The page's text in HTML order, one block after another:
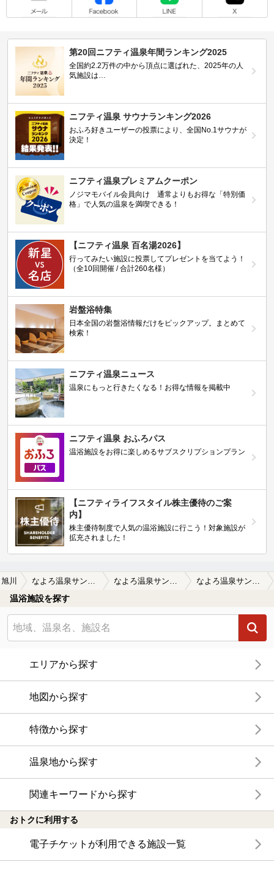
第20回ニフティ温泉年間ランキング2025
全国約2.2万件の中から頂点に選ばれた、2025年の人
気施設は…
ニフティ温泉 サウナランキング2026
おふろ好きユーザーの投票により、全国No.1サウナが
決定！
ニフティ温泉プレミアムクーポン
ノジマモバイル会員向け 通常よりもお得な「特別価
格」で人気の温泉を満喫できる！
【ニフティ温泉 百名湯2026】
行ってみたい施設に投票してプレゼントを当てよう！
（全10回開催 / 合計260名様）
岩盤浴特集
日本全国の岩盤浴情報だけをピックアップ。まとめて
検索！
ニフティ温泉ニュース
温泉にもっと行きたくなる！お得な情報を掲載中
ニフティ温泉 おふろパス
温浴施設をお得に楽しめるサブスクリプションプラン
【ニフティライフスタイル株主優待のご案
内】
株主優待制度で人気の温浴施設に行こう！対象施設が
拡充されました！
旭川
温浴施設を探す
エリアから探す
地図から探す
特徴から探す
温泉地から探す
関連キーワードから探す
おトクに利用する
電子チケットが利用できる施設一覧